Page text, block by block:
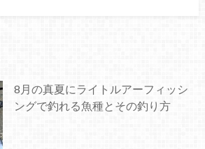
8月の真夏にライトルアーフィッシ
ングで釣れる魚種とその釣り方